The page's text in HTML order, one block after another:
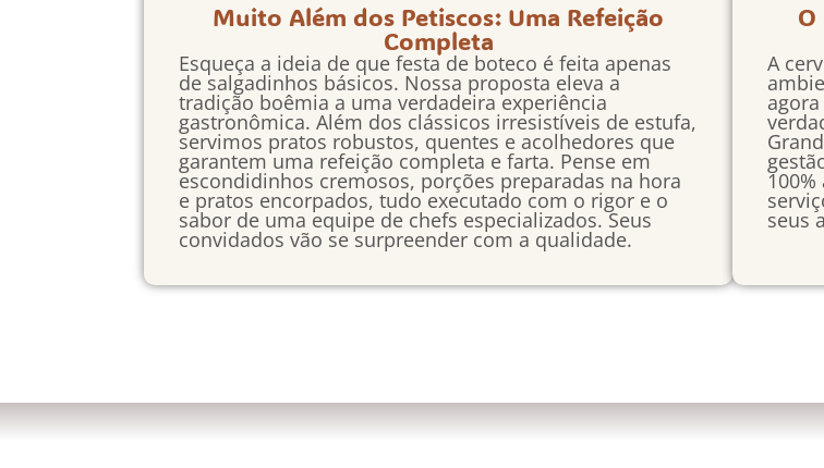
Muito Além dos Petiscos: Uma Refeição
Completa
Esqueça a ideia de que festa de boteco é feita apenas
de salgadinhos básicos. Nossa proposta eleva a
tradição boêmia a uma verdadeira experiência
gastronômica. Além dos clássicos irresistíveis de estufa,
servimos pratos robustos, quentes e acolhedores que
garantem uma refeição completa e farta. Pense em
escondidinhos cremosos, porções preparadas na hora
e pratos encorpados, tudo executado com o rigor e o
sabor de uma equipe de chefs especializados. Seus
convidados vão se surpreender com a qualidade.
A
seus